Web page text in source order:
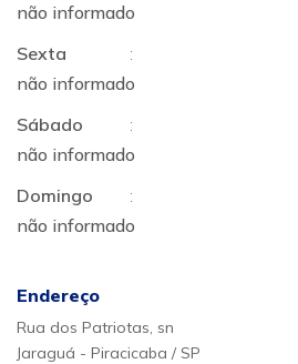
não informado
Sexta
:
não informado
Sábado
:
não informado
Domingo
:
não informado
Endereço
Rua dos Patriotas, sn
Jaraguá - Piracicaba / SP